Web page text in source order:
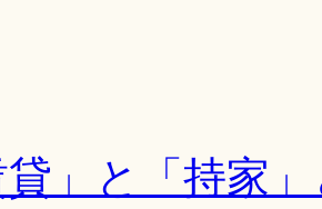
貸」と「持家